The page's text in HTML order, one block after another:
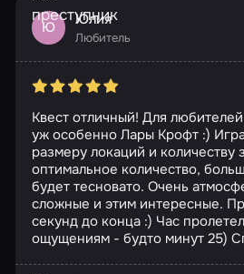
Ю Юлия
Любитель
Квест отличный! Для
уж особенно Лары Крофт :)
размеру локаций и количеству
оптимальное количество,
будет тесновато. Очень
сложные и этим интересные.
секунд до конца :) Час
ощущениям - будто минут 25)